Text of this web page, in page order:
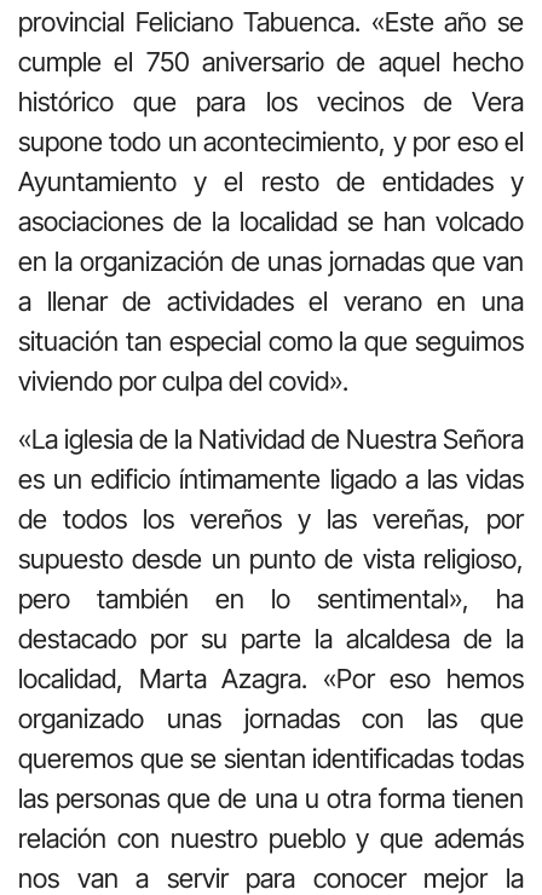
provincial Feliciano Tabuenca. «Este año se
cumple el 750 aniversario de aquel hecho
histórico que para los vecinos de Vera
supone todo un acontecimiento, y por eso el
Ayuntamiento y el resto de entidades y
asociaciones de la localidad se han volcado
en la organización de unas jornadas que van
a llenar de actividades el verano en una
situación tan especial como la que seguimos
viviendo por culpa del covid».
«La iglesia de la Natividad de Nuestra Señora
es un edificio íntimamente ligado a las vidas
de todos los vereños y las vereñas, por
supuesto desde un punto de vista religioso,
pero también en lo sentimental», ha
destacado por su parte la alcaldesa de la
localidad, Marta Azagra. «Por eso hemos
organizado unas jornadas con las que
queremos que se sientan identificadas todas
las personas que de una u otra forma tienen
relación con nuestro pueblo y que además
nos van a servir para conocer mejor la